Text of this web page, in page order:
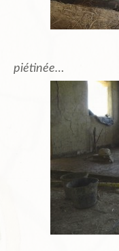
piétinée…